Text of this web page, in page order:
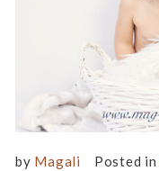
by Magali Posted in